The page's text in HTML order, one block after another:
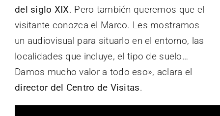
del siglo XIX. Pero también queremos que el
visitante conozca el Marco. Les mostramos
un audiovisual para situarlo en el entorno, las
localidades que incluye, el tipo de suelo…
Damos mucho valor a todo eso», aclara el
director del Centro de Visitas.